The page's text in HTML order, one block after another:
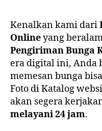
Kenalkan kami dari
Onlineyang
Pengiriman Bunga
era digital ini, Anda
memesan bunga
Foto di Katalog
akan segera
melayani 24 jam.